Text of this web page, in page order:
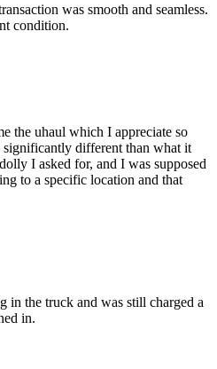
was smooth and seamless.
condition.
the uhaul which I appreciate so
different than what it
I asked for, and I was supposed
to a specific location and that
in the truck and was still charged a
in.